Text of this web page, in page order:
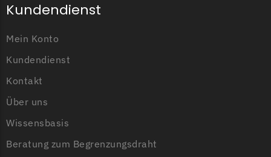
Kundendienst
Mein Konto
Kundendienst
Kontakt
Über uns
Wissensbasis
Beratung zum Begrenzungsdraht